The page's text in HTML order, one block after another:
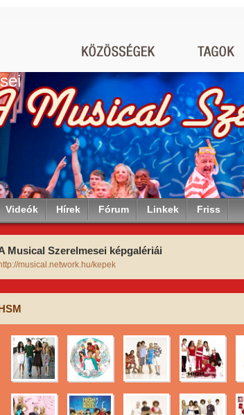
Videók Hírek Fórum Linkek Friss
Musical Szerelmesei képgalériái
http://musical.network.hu/kepek